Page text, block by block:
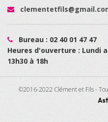
Bureau : 02 40 01 47 47
Heures d'ouverture : Lundi
13h30 à 18h
©2016-2022 Clément et Fils -